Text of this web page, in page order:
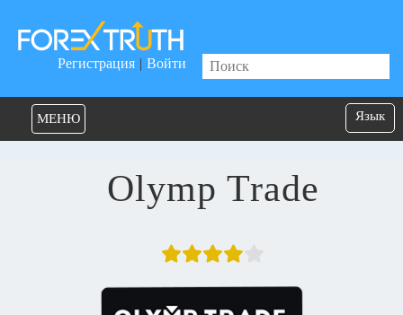
Регистрация | Войти
Язык
МЕНЮ
Olymp Trade